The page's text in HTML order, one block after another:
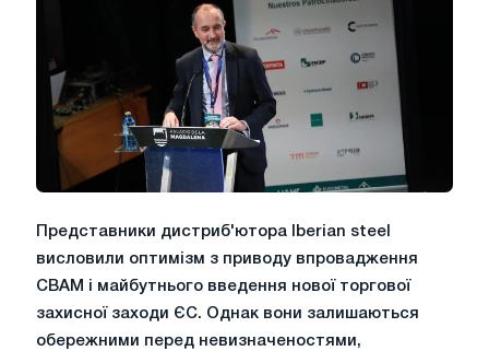
Представники дистриб'ютора Iberian steel
висловили оптимізм з приводу впровадження
CBAM і майбутнього введення нової торгової
захисної заходи ЄС. Однак вони залишаються
обережними перед невизначеностями,